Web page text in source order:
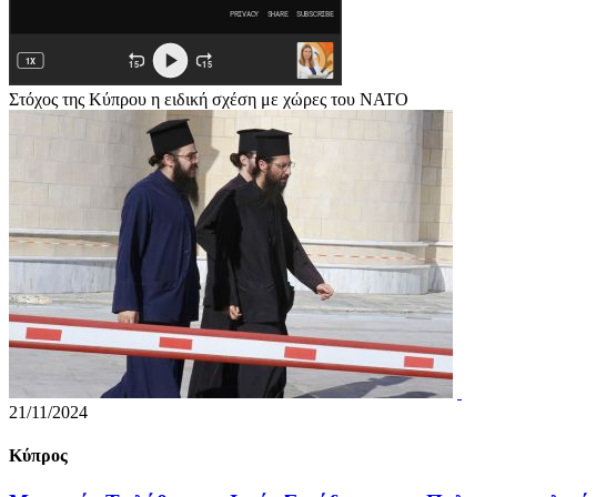
Στόχος της Κύπρου η ειδική σχέση με χώρες του ΝΑΤΟ
21/11/2024
Κύπρος